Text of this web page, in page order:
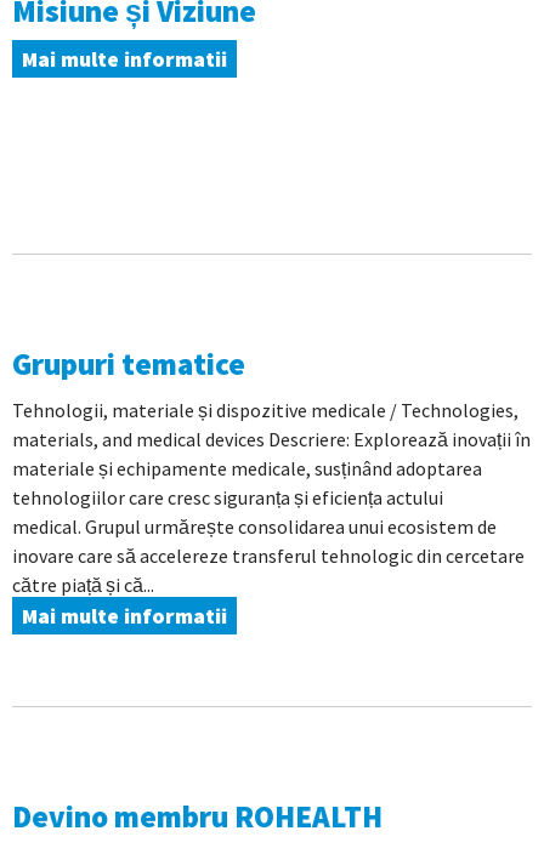
Misiune și Viziune
Mai multe informatii
Grupuri tematice
Tehnologii, materiale și dispozitive medicale / Technologies,
materials, and medical devices Descriere: Explorează inovații în
materiale și echipamente medicale, susținând adoptarea
tehnologiilor care cresc siguranța și eficiența actului
medical. Grupul urmărește consolidarea unui ecosistem de
inovare care să accelereze transferul tehnologic din cercetare
către piață și că...
Mai multe informatii
Devino membru ROHEALTH